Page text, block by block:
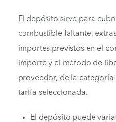
El depósito sirve para
combustible faltante,
importes previstos en el
importe y el método de
proveedor, de la categoría
tarifa seleccionada.
El depósito puede